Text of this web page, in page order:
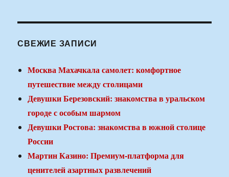
СВЕЖИЕ ЗАПИСИ
Москва Махачкала самолет: комфортное
путешествие между столицами
Девушки Березовский: знакомства в уральском
городе с особым шармом
Девушки Ростова: знакомства в южной столице
России
Мартин Казино: Премиум-платформа для
ценителей азартных развлечений